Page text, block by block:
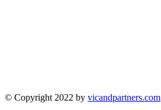
© Copyright 2022 by vicandpartners.com